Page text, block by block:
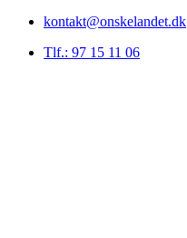
kontakt@onskelandet.dk
Tlf.: 97 15 11 06